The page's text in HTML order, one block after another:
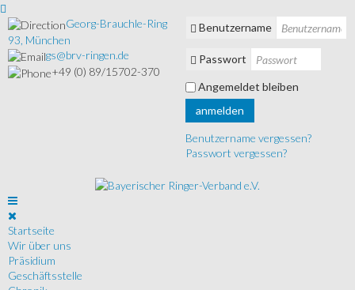
Georg-Brauchle-Ring
93, München
gs@brv-ringen.de
+49 (0) 89/15702-370
Benutzername
Passwort
Angemeldet bleiben
anmelden
Benutzername vergessen?
Passwort vergessen?
Startseite
Wir über uns
Präsidium
Geschäftsstelle